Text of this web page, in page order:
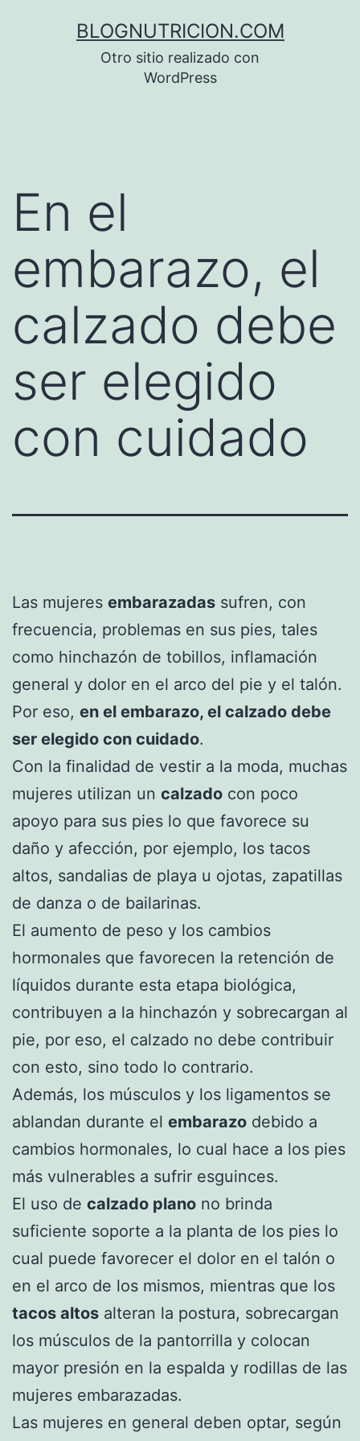
BLOGNUTRICION.COM
Otro sitio realizado con
WordPress
En el
embarazo, el
calzado debe
ser elegido
con cuidado
Las mujeres embarazadas sufren, con
frecuencia, problemas en sus pies, tales
como hinchazón de tobillos, inflamación
general y dolor en el arco del pie y el talón.
Por eso, en el embarazo, el calzado debe
ser elegido con cuidado.
Con la finalidad de vestir a la moda, muchas
mujeres utilizan un calzado con poco
apoyo para sus pies lo que favorece su
daño y afección, por ejemplo, los tacos
altos, sandalias de playa u ojotas, zapatillas
de danza o de bailarinas.
El aumento de peso y los cambios
hormonales que favorecen la retención de
líquidos durante esta etapa biológica,
contribuyen a la hinchazón y sobrecargan al
pie, por eso, el calzado no debe contribuir
con esto, sino todo lo contrario.
Además, los músculos y los ligamentos se
ablandan durante el embarazo debido a
cambios hormonales, lo cual hace a los pies
más vulnerables a sufrir esguinces.
El uso de calzado plano no brinda
suficiente soporte a la planta de los pies lo
cual puede favorecer el dolor en el talón o
en el arco de los mismos, mientras que los
tacos altos alteran la postura, sobrecargan
los músculos de la pantorrilla y colocan
mayor presión en la espalda y rodillas de las
mujeres embarazadas.
Las mujeres en general deben optar, según